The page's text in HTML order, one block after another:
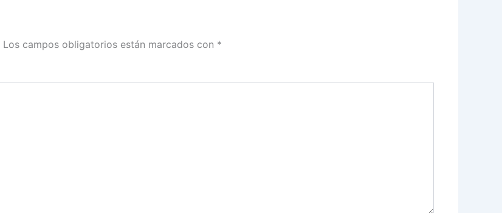
Los campos obligatorios están marcados con *